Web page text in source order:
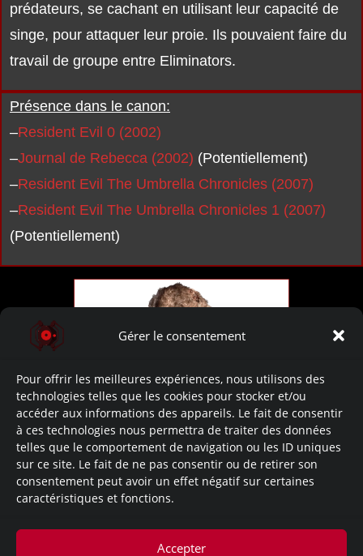
Gérer le consentement
Pour offrir les meilleures expériences, nous utilisons des
technologies telles que les cookies pour stocker et/ou
accéder aux informations des appareils. Le fait de consentir
à ces technologies nous permettra de traiter des données
telles que le comportement de navigation ou les ID uniques
sur ce site. Le fait de ne pas consentir ou de retirer son
consentement peut avoir un effet négatif sur certaines
caractéristiques et fonctions.
Accepter
prédateurs, se cachant en utilisant leur capacité de
singe, pour attaquer leur proie. Ils pouvaient faire du
travail de groupe entre Eliminators.
Présence dans le canon:
–Resident Evil 0 (2002)
–Journal de Rebecca (2002) (Potentiellement)
–Resident Evil The Umbrella Chronicles (2007)
–Resident Evil The Umbrella Chronicles 1 (2007)
(Potentiellement)
Eliminator
~Apparition dans ces documents:
Resident Evil 0
Resident Evil The Umbrella Chronicles